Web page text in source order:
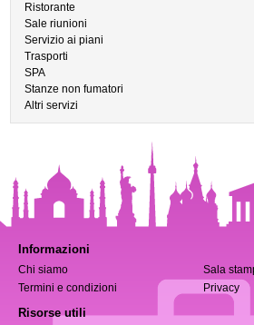
Ristorante
Sale riunioni
Servizio ai piani
Trasporti
SPA
Stanze non fumatori
Altri servizi
Informazioni
Chi siamo
Sala
Termini e condizioni
Privacy
Risorse utili